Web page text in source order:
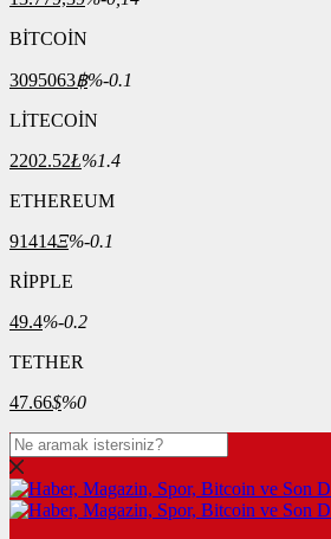
BİTCOİN
3095063฿%-0.1
LİTECOİN
2202.52Ł%1.4
ETHEREUM
91414Ξ%-0.1
RİPPLE
49.4%-0.2
TETHER
47.66$%0